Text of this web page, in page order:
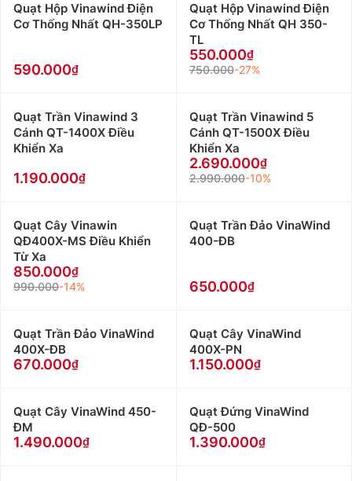
Quạt Hộp Vinawind Điện
Cơ Thống Nhất QH-350LP
590.000
Quạt Hộp Vinawind Điện
Cơ Thống Nhất QH 350-
TL
550.000
750.000-27%
Quạt Trần Vinawind 3
Cánh QT-1400X Điều
Khiển Xa
1.190.000
Quạt Trần Vinawind 5
Cánh QT-1500X Điều
Khiển Xa
2.690.000
2.990.000-10%
Quạt Cây Vinawin
QĐ400X-MS Điều Khiển
Từ Xa
850.000
990.000-14%
Quạt Trần Đảo VinaWind
400-ĐB
650.000
Quạt Trần Đảo VinaWind
400X-ĐB
670.000
Quạt Cây VinaWind
400X-PN
1.150.000
Quạt Cây VinaWind 450-
ĐM
1.490.000
Quạt Đứng VinaWind
QĐ-500
1.390.000